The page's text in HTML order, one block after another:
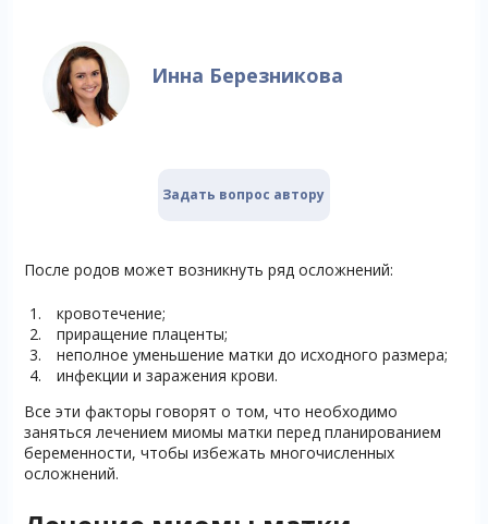
Инна Березникова
Задать вопрос автору
После родов может возникнуть ряд осложнений:
кровотечение;
приращение плаценты;
неполное уменьшение матки до исходного размера;
инфекции и заражения крови.
Все эти факторы говорят о том, что необходимо
заняться лечением миомы матки перед планированием
беременности, чтобы избежать многочисленных
осложнений.